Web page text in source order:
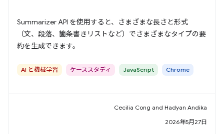
Summarizer API を使用すると、さまざまな長さと形式
（文、段落、箇条書きリストなど）でさまざまなタイプの要
約を生成できます。
AI と機械学習 ケーススタディ JavaScript Chrome
Cecilia Cong and Hadyan Andika
2026年5月27日